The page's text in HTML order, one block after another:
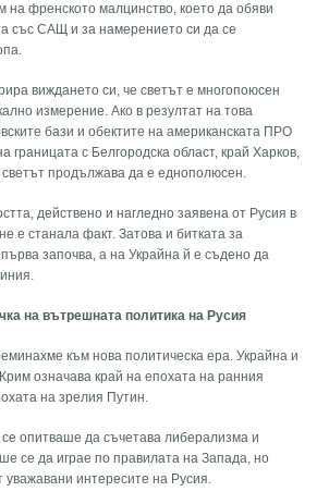
на френското малцинство, което да обяви
със САЩ и за намерението си да се
виждането си, че светът е многопоюсен
измерение. Ако в резултат на това
бази и обектите на американската ПРО
границата с Белгородска област, край Харков,
продължава да е еднополюсен.
действено и нагледно заявена от Русия в
е станала факт. Затова и битката за
започва, а на Украйна й е съдено да
на вътрешната политика на Русия
към нова политическа ера. Украйна и
означава край на епохата на ранния
на зрелия Путин.
опитваше да съчетава либерализма и
се да играе по правилата на Запада, но
интересите на Русия.